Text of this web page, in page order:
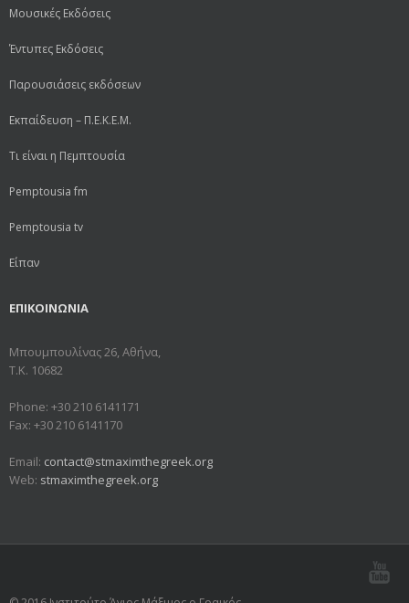
Μουσικές Εκδόσεις
Έντυπες Εκδόσεις
Παρουσιάσεις εκδόσεων
Εκπαίδευση – Π.Ε.Κ.Ε.Μ.
Τι είναι η Πεμπτουσία
Pemptousia fm
Pemptousia tv
Είπαν
ΕΠΙΚΟΙΝΩΝΙΑ
Μπουμπουλίνας 26, Αθήνα,
Τ.Κ. 10682
Phone: +30 210 6141171
Fax: +30 210 6141170
Email: contact@stmaximthegreek.org
Web: stmaximthegreek.org